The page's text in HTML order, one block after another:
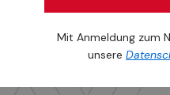
Mit Anmeldung zum
unsere